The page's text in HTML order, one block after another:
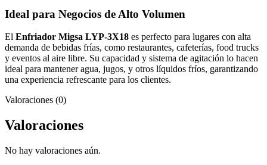
Ideal para Negocios de Alto Volumen
El Enfriador Migsa LYP-3X18 es perfecto para lugares con alta
demanda de bebidas frías, como restaurantes, cafeterías, food trucks
y eventos al aire libre. Su capacidad y sistema de agitación lo hacen
ideal para mantener agua, jugos, y otros líquidos fríos, garantizando
una experiencia refrescante para los clientes.
Valoraciones (0)
Valoraciones
No hay valoraciones aún.